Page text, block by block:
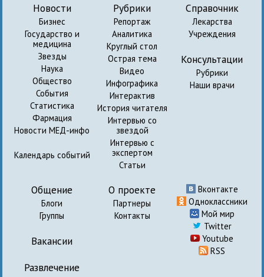
Новости
Бизнес
Государство и
медицина
Звезды
Наука
Общество
События
Статистика
Фармация
Новости МЕД-инфо
Календарь событий
Рубрики
Репортаж
Аналитика
Круглый стол
Острая тема
Видео
Инфографика
Интерактив
История читателя
Интервью со
звездой
Интервью с
экспертом
Статьи
Справочник
Лекарства
Учреждения
Консультации
Рубрики
Наши врачи
Общение
Блоги
Группы
Вакансии
Развлечение
О проекте
Партнеры
Контакты
Вконтакте
Одноклассники
Мой мир
Twitter
Youtube
RSS